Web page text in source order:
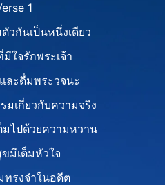
1
วกันเป็นหนึ่งเดียว
ใจรักพระเจ้า
ละดื่มพระวจนะ
มเกี่ยวกับความจริง
มไปด้วยความหวาน
มีเต็มหัวใจ
ทรงจำในอดีต